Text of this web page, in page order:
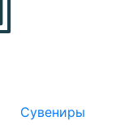
Сувениры